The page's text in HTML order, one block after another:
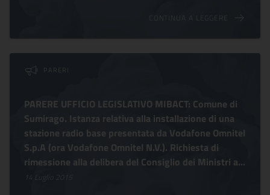
CONTINUA A LEGGERE
PARERI
PARERE UFFICIO LEGISLATIVO MIBACT: Comune di
Sumirago. Istanza relativa alla installazione di una
stazione radio base presentata da Vodafone Omnitel
S.p.A (ora Vodafone Omnitel N.V.). Richiesta di
rimessione alla delibera del Consiglio dei Ministri a...
14 Luglio 2015